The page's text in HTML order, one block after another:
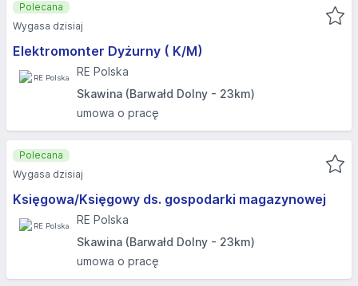
Elektromonter Dyżurny ( K/M)
RE Polska
Skawina (Barwałd Dolny - 23km)
umowa o pracę
Polecana
Wygasa dzisiaj
Księgowa/Księgowy ds. gospodarki magazynowej
RE Polska
Skawina (Barwałd Dolny - 23km)
umowa o pracę
Polecana
Wygasa dzisiaj